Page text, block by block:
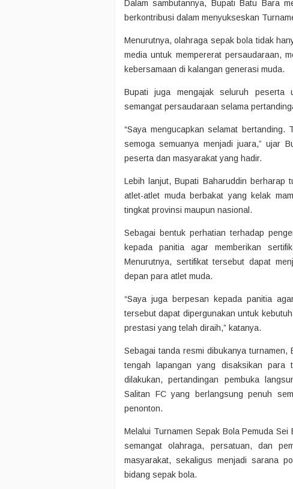
Dalam sambutannya, Bupati Batu Bara
berkontribusi dalam menyukseskan
Menurutnya, olahraga sepak bola tidak
media untuk mempererat persaudaraan,
kebersamaan di kalangan generasi muda.
Bupati juga mengajak seluruh peserta
semangat persaudaraan selama
“Saya mengucapkan selamat
semoga semuanya menjadi juara,” ujar
peserta dan masyarakat yang hadir.
Lebih lanjut, Bupati Baharuddin berharap
atlet-atlet muda berbakat yang kelak
tingkat provinsi maupun nasional.
Sebagai bentuk perhatian terhadap
kepada panitia agar memberikan
Menurutnya, sertifikat tersebut dapat
depan para atlet muda.
“Saya juga berpesan kepada panitia
tersebut dapat dipergunakan untuk
prestasi yang telah diraih,” katanya.
Sebagai tanda resmi dibukanya
tengah lapangan yang disaksikan para
dilakukan, pertandingan pembuka
Salitan FC yang berlangsung penuh
penonton.
Melalui Turnamen Sepak Bola Pemuda
semangat olahraga, persatuan, dan
masyarakat, sekaligus menjadi sarana
bidang sepak bola.